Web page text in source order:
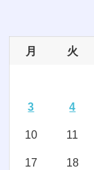
月 火
3 4
10 11
17 18